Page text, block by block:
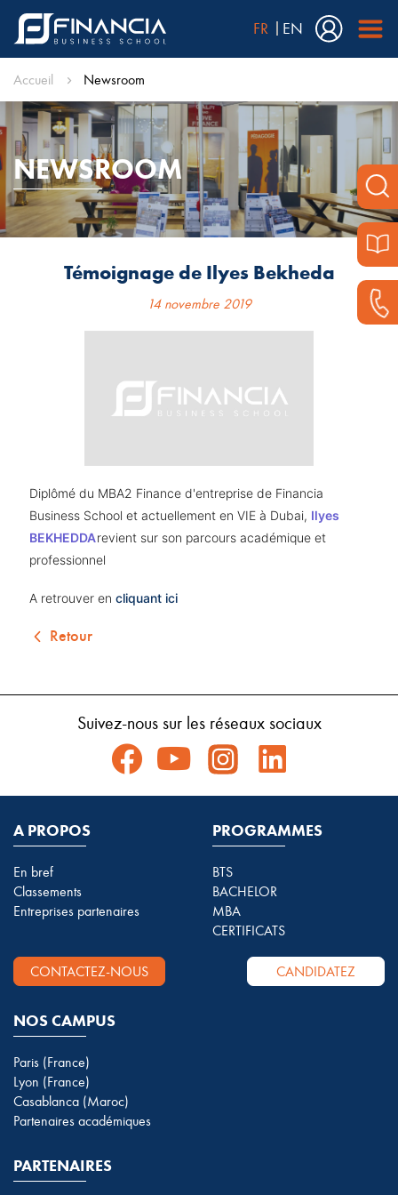
FR EN
Accueil Newsroom
NEWSROOM
Témoignage de Ilyes Bekheda
14 novembre 2019
Diplômé du MBA2 Finance d'entreprise de Financia
Business School et actuellement en VIE à Dubai, Ilyes
BEKHEDDArevient sur son parcours académique et
professionnel
A retrouver en cliquant ici
Retour
Suivez-nous sur les réseaux sociaux
A PROPOS
En bref
Classements
Entreprises partenaires
PROGRAMMES
BTS
BACHELOR
MBA
CERTIFICATS
CONTACTEZ-NOUS CANDIDATEZ
NOS CAMPUS
Paris (France)
Lyon (France)
Casablanca (Maroc)
Partenaires académiques
PARTENAIRES